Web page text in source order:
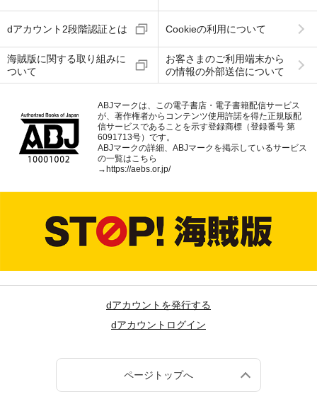
dアカウント2段階認証とは Cookieの利用について
海賊版に関する取り組みに
ついて
お客さまのご利用端末から
の情報の外部送信について
ABJマークは、この電子書店・電子書籍配信サービス
が、著作権者からコンテンツ使用許諾を得た正規版配
信サービスであることを示す登録商標（登録番号 第
6091713号）です。
ABJマークの詳細、ABJマークを掲示しているサービス
の一覧はこちら
→ https://aebs.or.jp/
dアカウントを発行する
dアカウントログイン
ページトップへ